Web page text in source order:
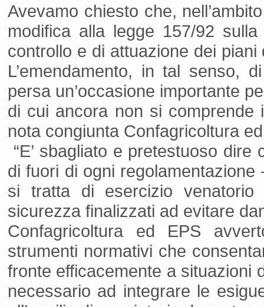
Avevamo chiesto che,
modifica alla legge 157/92
controllo e di attuazione dei
L’emendamento, in tal senso,
persa un’occasione importante
di cui ancora non si comprende
nota congiunta Confagricoltura
“E’ sbagliato e pretestuoso
di fuori di ogni
si tratta di esercizio
sicurezza finalizzati ad evitare
Confagricoltura ed EPS
strumenti normativi che
fronte efficacemente a situazioni
necessario ad integrare le